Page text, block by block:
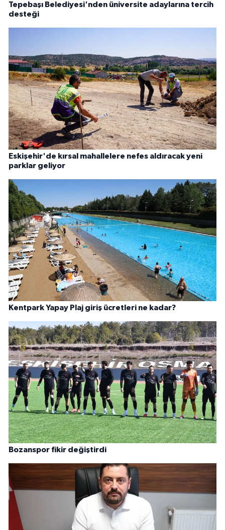
Tepebaşı Belediyesi'nden üniversite adaylarına tercih
desteği
Eskişehir'de kırsal mahallelere nefes aldıracak yeni
parklar geliyor
Kentpark Yapay Plaj giriş ücretleri ne kadar?
Bozanspor fikir değiştirdi